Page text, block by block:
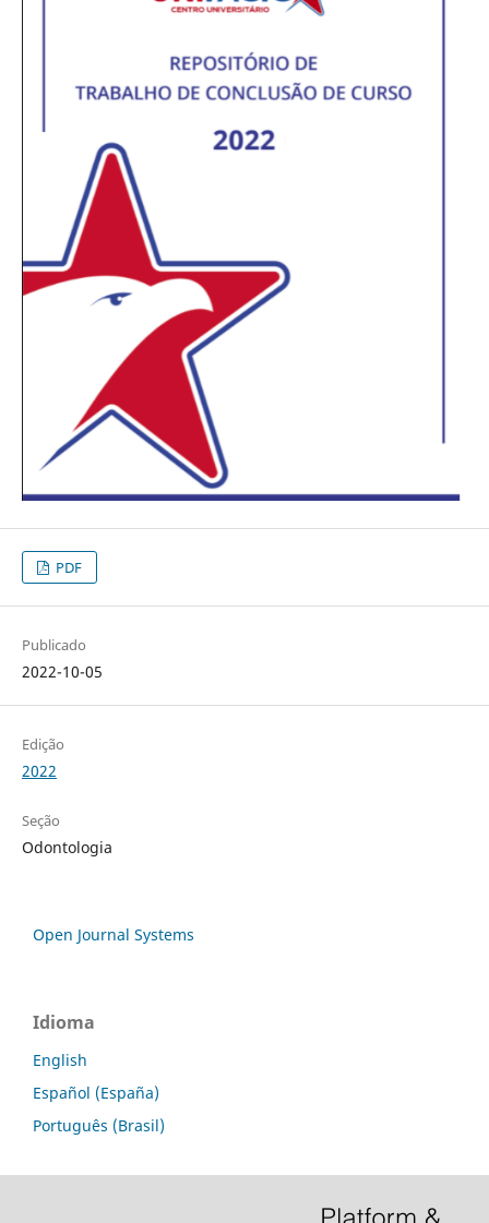
PDF
Publicado
2022-10-05
Edição
2022
Seção
Odontologia
Open Journal Systems
Idioma
English
Español (España)
Português (Brasil)